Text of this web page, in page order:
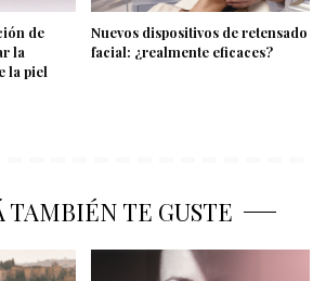
de
la
la piel
Nuevos dispositivos de retensado
facial: ¿realmente eficaces?
TAMBIÉN TE GUSTE